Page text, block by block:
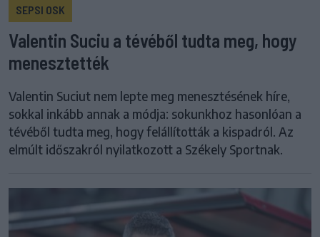
SEPSI OSK
Valentin Suciu a tévéből tudta meg, hogy
menesztették
Valentin Suciut nem lepte meg menesztésének híre,
sokkal inkább annak a módja: sokunkhoz hasonlóan a
tévéből tudta meg, hogy felállították a kispadról. Az
elmúlt időszakról nyilatkozott a Székely Sportnak.